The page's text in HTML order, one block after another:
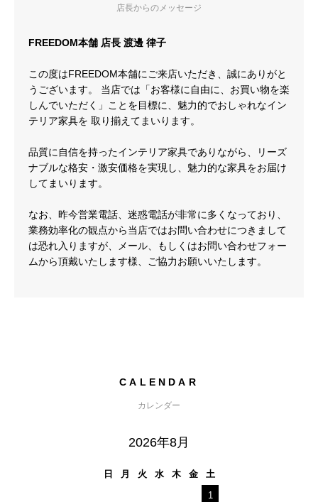
店長からのメッセージ
FREEDOM本舗 店長 渡邊 律子
この度はFREEDOM本舗にご来店いただき、誠にありがと
うございます。 当店では「お客様に自由に、お買い物を楽
しんでいただく」ことを目標に、魅力的でおしゃれなイン
テリア家具を 取り揃えてまいります。
品質に自信を持ったインテリア家具でありながら、リーズ
ナブルな格安・激安価格を実現し、魅力的な家具をお届け
してまいります。
なお、昨今営業電話、迷惑電話が非常に多くなっており、
業務効率化の観点から当店ではお問い合わせにつきまして
は恐れ入りますが、メール、もしくはお問い合わせフォー
ムから頂戴いたします様、ご協力お願いいたします。
CALENDAR
カレンダー
2026年8月
日 月 火 水 木 金
土
1